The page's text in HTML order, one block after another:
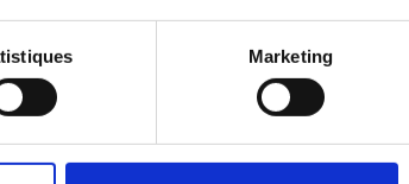
Marketing
defined tasks, if you are creative and
spirit, there is a place for you on